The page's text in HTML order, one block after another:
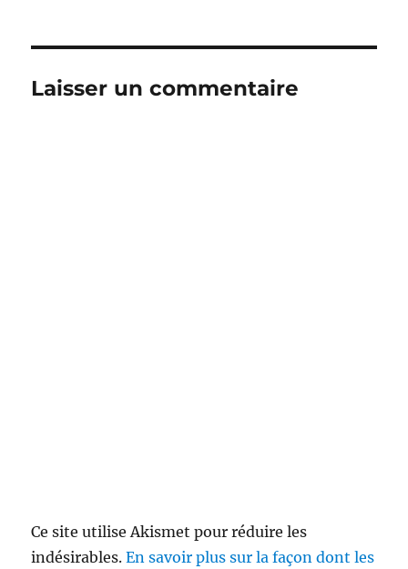
Laisser un commentaire
Ce site utilise Akismet pour réduire les
indésirables.En savoir plus sur la façon dont les